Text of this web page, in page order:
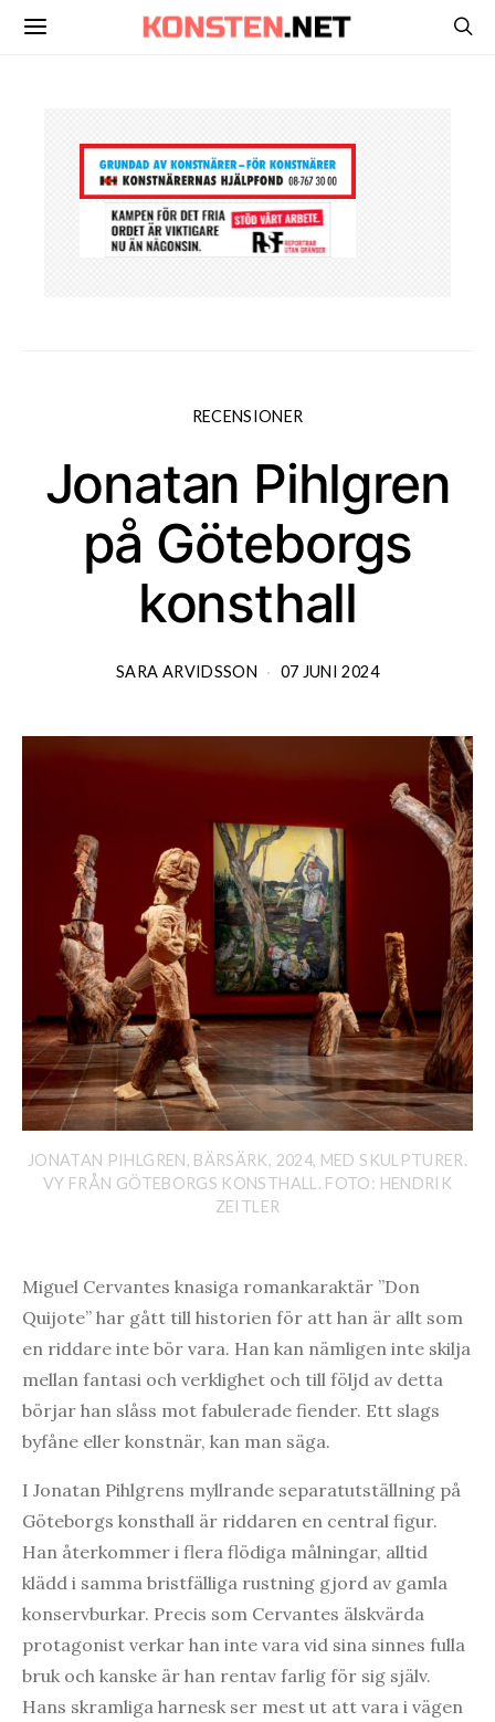
RECENSIONER
Jonatan Pihlgren
på Göteborgs
konsthall
SARA ARVIDSSON 07 JUNI 2024
JONATAN PIHLGREN, BÄRSÄRK, 2024, MED SKULPTURER.
VY FRÅN GÖTEBORGS KONSTHALL. FOTO: HENDRIK
ZEITLER
Miguel Cervantes knasiga romankaraktär ”Don
Quijote” har gått till historien för att han är allt som
en riddare inte bör vara. Han kan nämligen inte skilja
mellan fantasi och verklighet och till följd av detta
börjar han slåss mot fabulerade fiender. Ett slags
byfåne eller konstnär, kan man säga.
I Jonatan Pihlgrens myllrande separatutställning på
Göteborgs konsthall är riddaren en central figur.
Han återkommer i flera flödiga målningar, alltid
klädd i samma bristfälliga rustning gjord av gamla
konservburkar. Precis som Cervantes älskvärda
protagonist verkar han inte vara vid sina sinnes fulla
bruk och kanske är han rentav farlig för sig själv.
Hans skramliga harnesk ser mest ut att vara i vägen